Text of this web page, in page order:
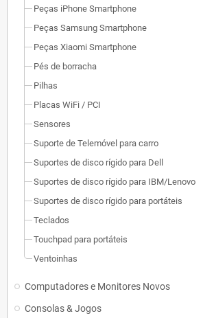
Peças iPhone Smartphone
Peças Samsung Smartphone
Peças Xiaomi Smartphone
Pés de borracha
Pilhas
Placas WiFi / PCI
Sensores
Suporte de Telemóvel para carro
Suportes de disco rígido para Dell
Suportes de disco rígido para IBM/Lenovo
Suportes de disco rígido para portáteis
Teclados
Touchpad para portáteis
Ventoinhas
Computadores e Monitores Novos
Consolas & Jogos